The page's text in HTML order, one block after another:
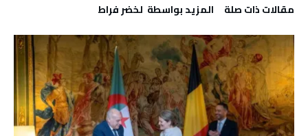
‫مقالات ذات صلة‬ ‫‫المزيد بواسطة‬ ‬ لخضر فراط